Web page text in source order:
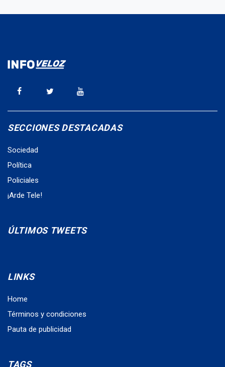
SECCIONES DESTACADAS
Sociedad
Política
Policiales
¡Arde Tele!
ÚLTIMOS TWEETS
LINKS
Home
Términos y condiciones
Pauta de publicidad
TAGS